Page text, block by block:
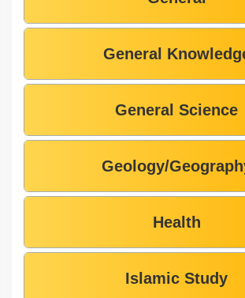
General
General Science
Geology/
Health
Islamic Study